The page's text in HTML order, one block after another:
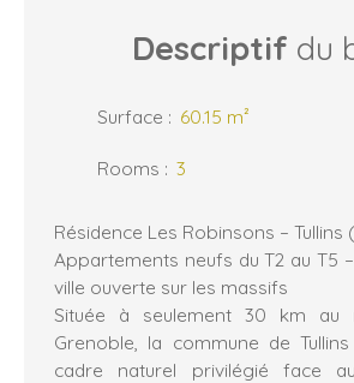
Descriptif du
Surface : 60.15 m²
Rooms : 3
Résidence Les Robinsons – Tullins
Appartements neufs du T2 au T5
ville ouverte sur les massifs
Située à seulement 30 km au
Grenoble, la commune de
cadre naturel privilégié face